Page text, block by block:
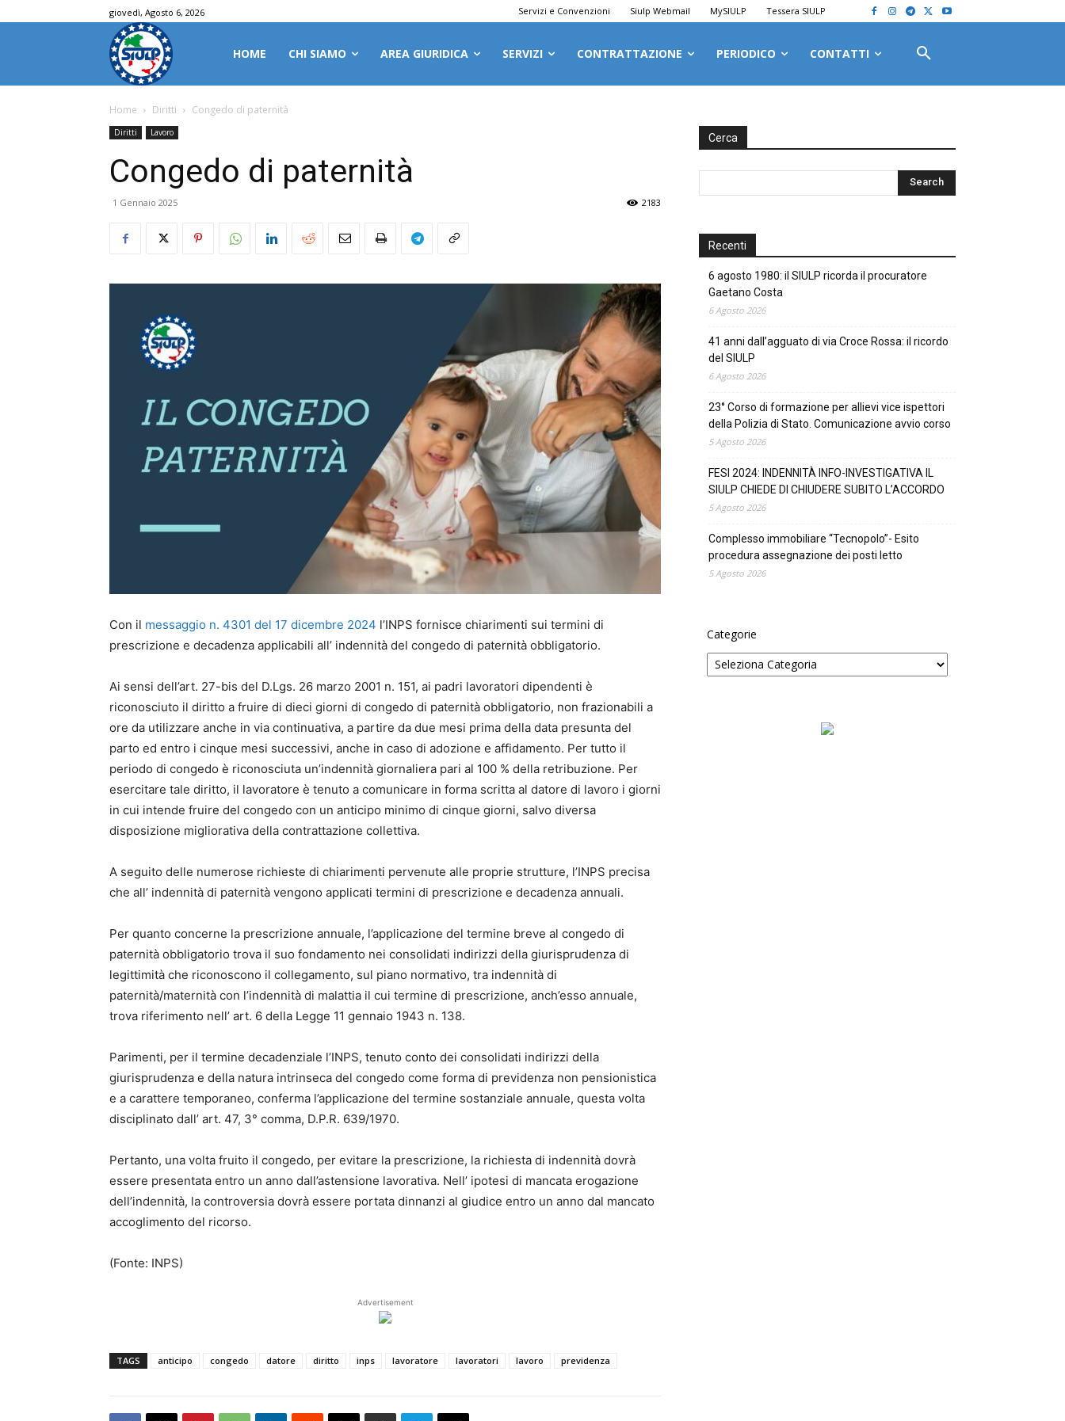
giovedì, Agosto 6, 2026 Servizi e Convenzioni Siulp Webmail MySIULP Tessera SIULP
HOME CHI SIAMO AREA GIURIDICA SERVIZI CONTRATTAZIONE PERIODICO CONTATTI
Home Diritti Congedo di paternità
Diritti Lavoro
Congedo di paternità
1 Gennaio 2025 2183
Con il messaggio n. 4301 del 17 dicembre 2024 l’INPS fornisce chiarimenti sui termini di
prescrizione e decadenza applicabili all’ indennità del congedo di paternità obbligatorio.
Ai sensi dell’art. 27-bis del D.Lgs. 26 marzo 2001 n. 151, ai padri lavoratori dipendenti è
riconosciuto il diritto a fruire di dieci giorni di congedo di paternità obbligatorio, non frazionabili a
ore da utilizzare anche in via continuativa, a partire da due mesi prima della data presunta del
parto ed entro i cinque mesi successivi, anche in caso di adozione e affidamento. Per tutto il
periodo di congedo è riconosciuta un’indennità giornaliera pari al 100 % della retribuzione. Per
esercitare tale diritto, il lavoratore è tenuto a comunicare in forma scritta al datore di lavoro i giorni
in cui intende fruire del congedo con un anticipo minimo di cinque giorni, salvo diversa
disposizione migliorativa della contrattazione collettiva.
A seguito delle numerose richieste di chiarimenti pervenute alle proprie strutture, l’INPS precisa
che all’ indennità di paternità vengono applicati termini di prescrizione e decadenza annuali.
Per quanto concerne la prescrizione annuale, l’applicazione del termine breve al congedo di
paternità obbligatorio trova il suo fondamento nei consolidati indirizzi della giurisprudenza di
legittimità che riconoscono il collegamento, sul piano normativo, tra indennità di
paternità/maternità con l’indennità di malattia il cui termine di prescrizione, anch’esso annuale,
trova riferimento nell’ art. 6 della Legge 11 gennaio 1943 n. 138.
Parimenti, per il termine decadenziale l’INPS, tenuto conto dei consolidati indirizzi della
giurisprudenza e della natura intrinseca del congedo come forma di previdenza non pensionistica
e a carattere temporaneo, conferma l’applicazione del termine sostanziale annuale, questa volta
disciplinato dall’ art. 47, 3° comma, D.P.R. 639/1970.
Pertanto, una volta fruito il congedo, per evitare la prescrizione, la richiesta di indennità dovrà
essere presentata entro un anno dall’astensione lavorativa. Nell’ ipotesi di mancata erogazione
dell’indennità, la controversia dovrà essere portata dinnanzi al giudice entro un anno dal mancato
accoglimento del ricorso.
(Fonte: INPS)
Advertisement
TAGS anticipo congedo datore diritto inps lavoratore lavoratori lavoro previdenza
Cerca
Recenti
6 agosto 1980: il SIULP ricorda il procuratore
Gaetano Costa
6 Agosto 2026
41 anni dall’agguato di via Croce Rossa: il ricordo
del SIULP
6 Agosto 2026
23° Corso di formazione per allievi vice ispettori
della Polizia di Stato. Comunicazione avvio corso
5 Agosto 2026
FESI 2024: INDENNITÀ INFO-INVESTIGATIVA IL
SIULP CHIEDE DI CHIUDERE SUBITO L’ACCORDO
5 Agosto 2026
Complesso immobiliare “Tecnopolo”- Esito
procedura assegnazione dei posti letto
5 Agosto 2026
Categorie